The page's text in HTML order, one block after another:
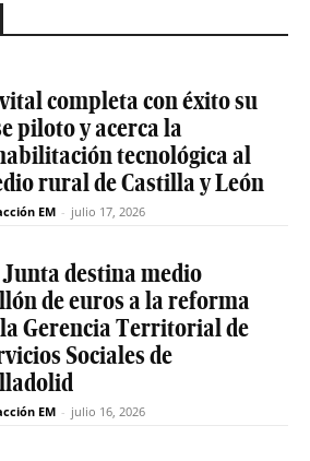
completa con éxito su
piloto y acerca la
tecnológica al
rural de Castilla y León
EM - julio 17, 2026
destina medio
de euros a la reforma
Gerencia Territorial de
Sociales de
EM - julio 16, 2026